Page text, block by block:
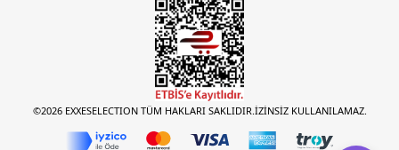
©2026 EXXESELECTION TÜM HAKLARI SAKLIDIR.İZİNSİZ KULLANILAMAZ.